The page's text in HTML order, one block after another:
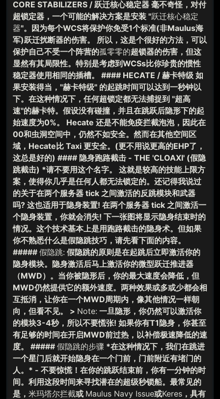
CORE STABILIZERS / 跃迁核心稳定器 毫不奇怪，对付
超锁定器，一个可能的解决方案是安装 "跃迁核心稳定
器"。因为每个WCS将保护你免受1个标准(非Maulus海
军)跃迁扰断器的伤害。 所以，这是个很好的方法，可以
保护自己不受一个阵营的孤零零的超锁器的伤害，但这
显然有其局限性。特别是考虑到WCSs比你珍贵的惯性
稳定器使用相同的插槽。 #### HECATE / 赫卡特级 如
果安装得当，"赫卡特级" 的起跳时间可以达到一秒钟以
下。在这种情况下，任何超锁定都无法捕捉到 "超高
速"的赫卡特。假设没有碰撞，并且在跳跃后隐形下的起
始速度为0%。 Hecate 还是不能免疫拦截泡泡，因此在
00和虫洞空间中，仍然不如安全。然而在其他空间区
域，Hecate比 Taxi 更安全。(更不用说更高的EHP了，
这总是好的) #### 隐身跑路截击 - THE 'CLOAXI' (假隐
跳截击) *请不要用这个名字。 这就是较高的技能上限方
案，使得你几乎是任何人都无法锁定的。还记得我说过
的关于在两个服务器 tick 之间激活的反跳模块和武器
吗? 这也适用于隐身装置! 在两个服务器 tick 之间激活一
个隐身装置，你就会消失! 下一张图将显示隐身结束时的
情况。这个技术基本上是用跑路截击的隐身术。但如果
你不熟悉什么是假隐跳技巧，请先看下面的内容。
##### 假隐跳: 假隐跳的原则是在起跳后立即激活你的
隐身模块。隐身激活后马上激活你的微型跃迁推进器
（MWD）。当你被隐形后，你的最大速度会降低，但
MWD仍然提供它的额外速度。两种效果或多或少都会相
互抵消，让你在一个MWD周期内，像其他情况一样朝
向，但看不见。 > Note: 一旦隐形，你仍然可以激活你
的模块3-4秒，所以不要慌张! 如果你有T1隐身，你甚至
有足够的时间在开启MWD前过热，以补偿极速降低的速
度。 ##### 假隐跳的步骤 *在这种情况下，我们在跳进
一个星门后就开始隐身在一个门前，门前附近有堵门的
人。* - 不要惊慌！在你的跳跃结束前，你有一分钟的时
间。利用这段时间来寻找潜在的超级秒锁船。最常见的
是， 米玛塔尔拦截或 Maulus Navy Issue或Keres ，具有